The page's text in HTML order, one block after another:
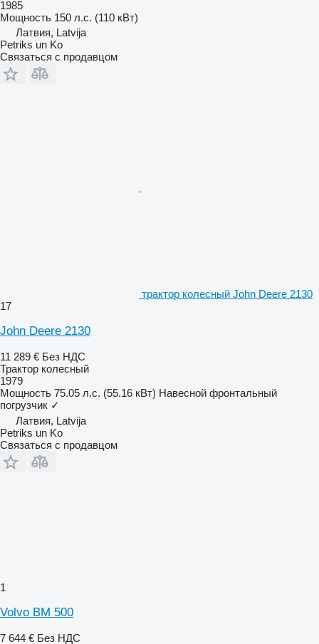
1985
Мощность 150 л.с. (110 кВт)
Латвия, Latvija
Petriks un Ko
Связаться с продавцом
трактор колесный John Deere 2130
17
John Deere 2130
11 289 € Без НДС
Трактор колесный
1979
Мощность 75.05 л.с. (55.16 кВт) Навесной фронтальный
погрузчик ✓
Латвия, Latvija
Petriks un Ko
Связаться с продавцом
1
Volvo BM 500
7 644 € Без НДС